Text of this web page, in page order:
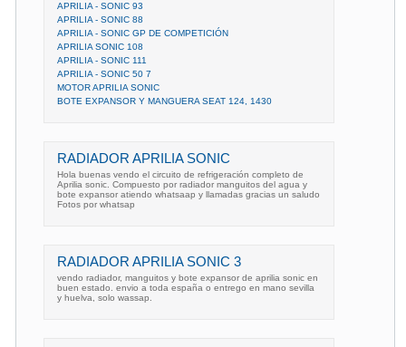
APRILIA - SONIC 93
APRILIA - SONIC 88
APRILIA - SONIC GP DE COMPETICIÓN
APRILIA SONIC 108
APRILIA - SONIC 111
APRILIA - SONIC 50 7
MOTOR APRILIA SONIC
BOTE EXPANSOR Y MANGUERA SEAT 124, 1430
RADIADOR APRILIA SONIC
Hola buenas vendo el circuito de refrigeración completo de
Aprilia sonic. Compuesto por radiador manguitos del agua y
bote expansor atiendo whatsaap y llamadas gracias un saludo
Fotos por whatsap
RADIADOR APRILIA SONIC 3
vendo radiador, manguitos y bote expansor de aprilia sonic en
buen estado. envio a toda españa o entrego en mano sevilla
y huelva, solo wassap.